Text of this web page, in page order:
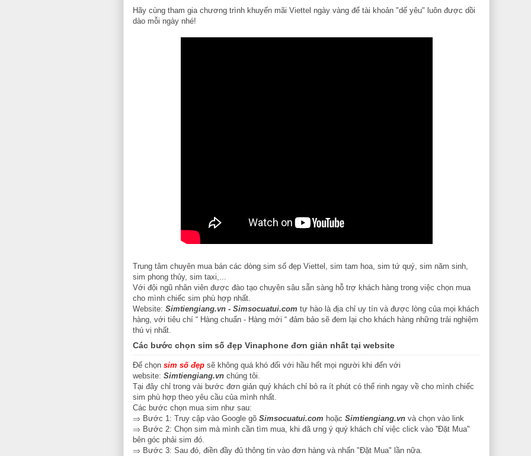
Hãy cùng tham gia chương trình khuyến mãi Viettel ngày vàng để tài khoản "dế yêu" luôn được dồi
dào mỗi ngày nhé!
Trung tâm chuyên mua bán các dòng sim số đẹp Viettel, sim tam hoa, sim tứ quý, sim năm sinh,
sim phong thủy, sim taxi,...
Với đội ngũ nhân viên được đào tạo chuyên sâu sẵn sàng hỗ trợ khách hàng trong việc chọn mua
cho mình chiếc sim phù hợp nhất.
Website: Simtiengiang.vn - Simsocuatui.com tự hào là địa chỉ uy tín và được lòng của mọi khách
hàng, với tiêu chí “ Hàng chuẩn - Hàng mới “ đảm bảo sẽ đem lại cho khách hàng những trải nghiệm
thú vị nhất.
Các bước chọn sim số đẹp Vinaphone đơn giản nhất tại website
Để chọn sim số đẹp sẽ không quá khó đối với hầu hết mọi người khi đến với
website: Simtiengiang.vn chúng tôi.
Tại đây chỉ trong vài bước đơn giản quý khách chỉ bỏ ra ít phút có thể rinh ngay về cho mình chiếc
sim phù hợp theo yêu cầu của mình nhất.
Các bước chọn mua sim như sau:
⇒ Bước 1: Truy cập vào Google gõ Simsocuatui.com hoặc Simtiengiang.vn và chọn vào link
⇒ Bước 2: Chọn sim mà mình cần tìm mua, khi đã ưng ý quý khách chỉ việc click vào ''Đặt Mua"
bên góc phải sim đó.
⇒ Bước 3: Sau đó, điền đầy đủ thông tin vào đơn hàng và nhấn "Đặt Mua" lần nữa.